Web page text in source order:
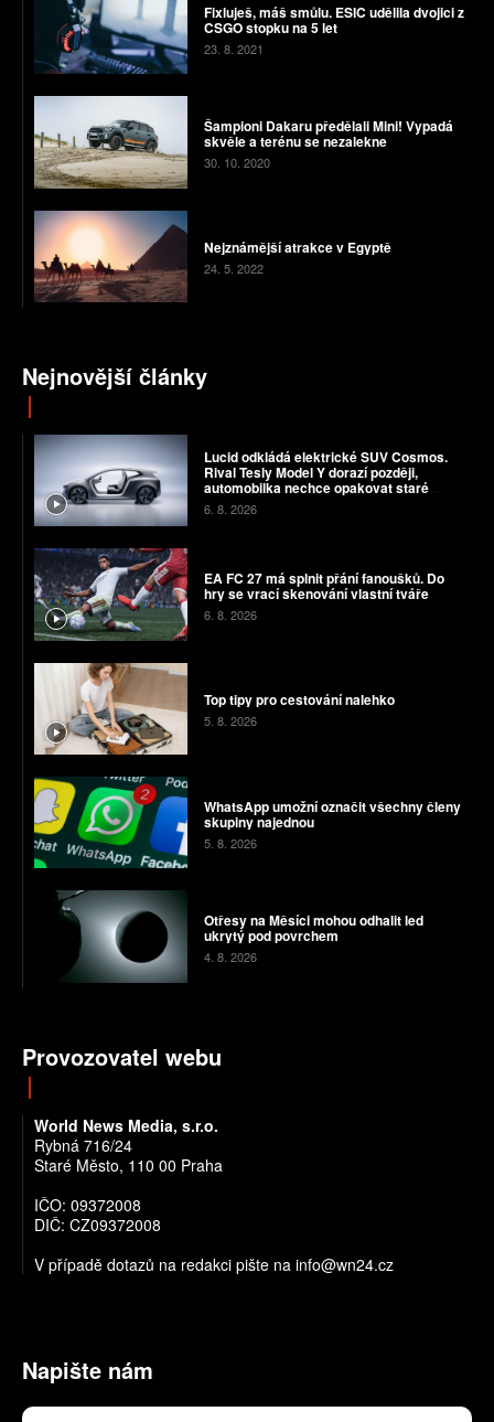
Fixluješ, máš smůlu. ESIC udělila dvojici z
CSGO stopku na 5 let
23. 8. 2021
Šampioni Dakaru předělali Mini! Vypadá
skvěle a terénu se nezalekne
30. 10. 2020
Nejznámější atrakce v Egyptě
24. 5. 2022
Nejnovější články
Lucid odkládá elektrické SUV Cosmos.
Rival Tesly Model Y dorazí později,
automobilka nechce opakovat staré
chyby
6. 8. 2026
EA FC 27 má splnit přání fanoušků. Do
hry se vrací skenování vlastní tváře
6. 8. 2026
Top tipy pro cestování nalehko
5. 8. 2026
WhatsApp umožní označit všechny členy
skupiny najednou
5. 8. 2026
Otřesy na Měsíci mohou odhalit led
ukrytý pod povrchem
4. 8. 2026
Provozovatel webu
World News Media, s.r.o.
Rybná 716/24
Staré Město, 110 00 Praha
IČO: 09372008
DIČ: CZ09372008
V případě dotazů na redakci pište na info@wn24.cz
Napište nám